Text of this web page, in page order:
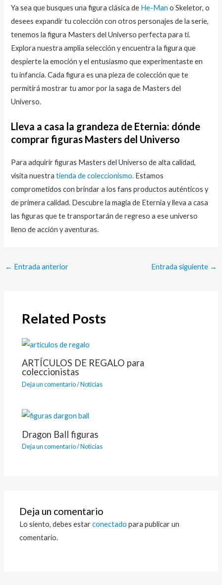
Ya sea que busques una figura clásica de He-Man o Skeletor, o
desees expandir tu colección con otros personajes de la serie,
tenemos la figura Masters del Universo perfecta para ti.
Explora nuestra amplia selección y encuentra la figura que
despierte la emoción y el entusiasmo que experimentaste en
tu infancia. Cada figura es una pieza de colección que te
permitirá mostrar tu amor por la saga de Masters del
Universo.
Lleva a casa la grandeza de Eternia: dónde
comprar figuras Masters del Universo
Para adquirir figuras Masters del Universo de alta calidad,
visita nuestratienda de coleccionismo. Estamos
comprometidos con brindar a los fans productos auténticos y
de primera calidad. Descubre la magia de Eternia y lleva a casa
las figuras que te transportarán de regreso a ese universo
lleno de acción y aventuras.
← Entrada anterior Entrada siguiente →
Related Posts
ARTÍCULOS DE REGALO para
coleccionistas
Deja un comentario/Noticias
Dragon Ball figuras
Deja un comentario/Noticias
Deja un comentario
Lo siento, debes estarconectado para publicar un
comentario.